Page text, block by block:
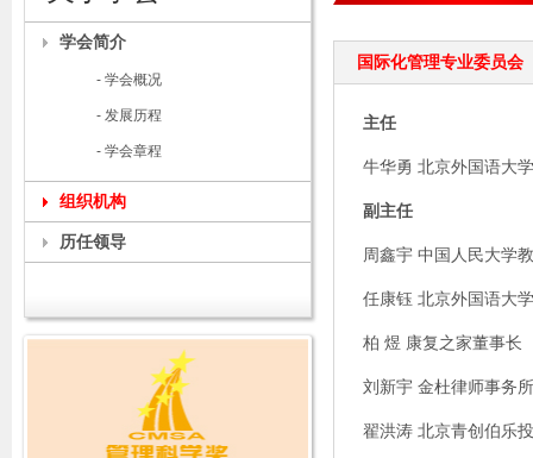
学会简介
- 学会概况
- 发展历程
- 学会章程
组织机构
历任领导
国际化管理专业委员会
主任
牛华勇 北京外国语大学
副主任
周鑫宇 中国人民大学教
任康钰 北京外国语大
柏 煜 康复之家董事长
刘新宇 金杜律师事务
翟洪涛 北京青创伯乐